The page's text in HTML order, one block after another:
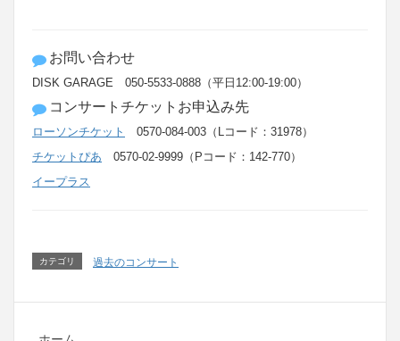
お問い合わせ
DISK GARAGE 050-5533-0888（平日12:00-19:00）
コンサートチケットお申込み先
ローソンチケット
0570-084-003（Lコード：31978）
チケットぴあ 0570-02-9999（Pコード：142-770）
イープラス
カテゴリ 過去のコンサート